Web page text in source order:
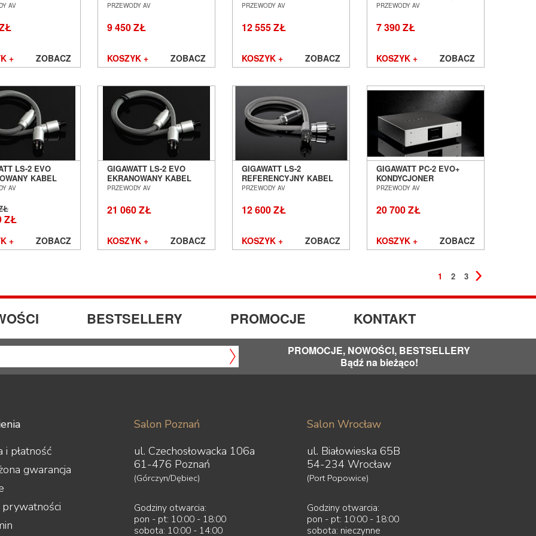
AUTORYZOWANY DEALER
Jesteśmy autoryzowanym dealerem marki Gigawatt
2M SALON
AV
+ ZOBACZ
ZASILAJĄCY 1,5M SALON
PRZEWODY AV
9 450 ZŁ
KOSZYK + ZOBACZ
ZASILAJĄCY 2M SALON
PRZEWODY AV
12 555 ZŁ
KOSZYK + ZOBACZ
SALON POZNAŃ
PRZEWODY AV
7 390 ZŁ
KOSZYK + ZOBACZ
LS-2 EVO
KABEL
1,5M SALON
AV
ZŁ
+ ZOBACZ
GIGAWATT LS-2 EVO
EKRANOWANY KABEL
ZASILAJĄCY 2M SALON
PRZEWODY AV
21 060 ZŁ
KOSZYK + ZOBACZ
GIGAWATT LS-2
REFERENCYJNY KABEL
SIECIOWY 1,5M SALON
PRZEWODY AV
12 600 ZŁ
KOSZYK + ZOBACZ
GIGAWATT PC-2 EVO+
KONDYCJONER
SIECIOWY Z KABLEM
SALON POZNAŃ
WROCŁAW
PRZEWODY AV
20 700 ZŁ
KOSZYK + ZOBACZ
1 2 3
BESTSELLERY PROMOCJE KONTAKT
PROMOCJE, NOWOŚCI, BESTSELLERY
Bądź na bieżąco!
i płatność
gwarancja
Salon Poznań
ul. Czechosłowacka 106a
61-476 Poznań
(Górczyn/Dębiec)
Godziny otwarcia:
pon - pt: 10:00 - 18:00
sobota: 10:00 - 14:00
Salon Wrocław
ul. Białowieska 65B
54-234 Wrocław
(Port Popowice)
Godziny otwarcia:
pon - pt: 10:00 - 18:00
sobota: nieczynne